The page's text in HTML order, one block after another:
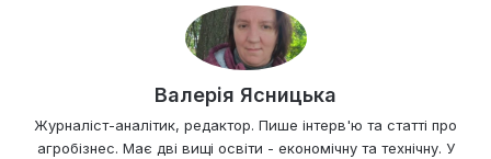
Валерія Ясницька
Журналіст-аналітик, редактор. Пише інтерв'ю та статті про
агробізнес. Має дві вищі освіти - економічну та технічну. У